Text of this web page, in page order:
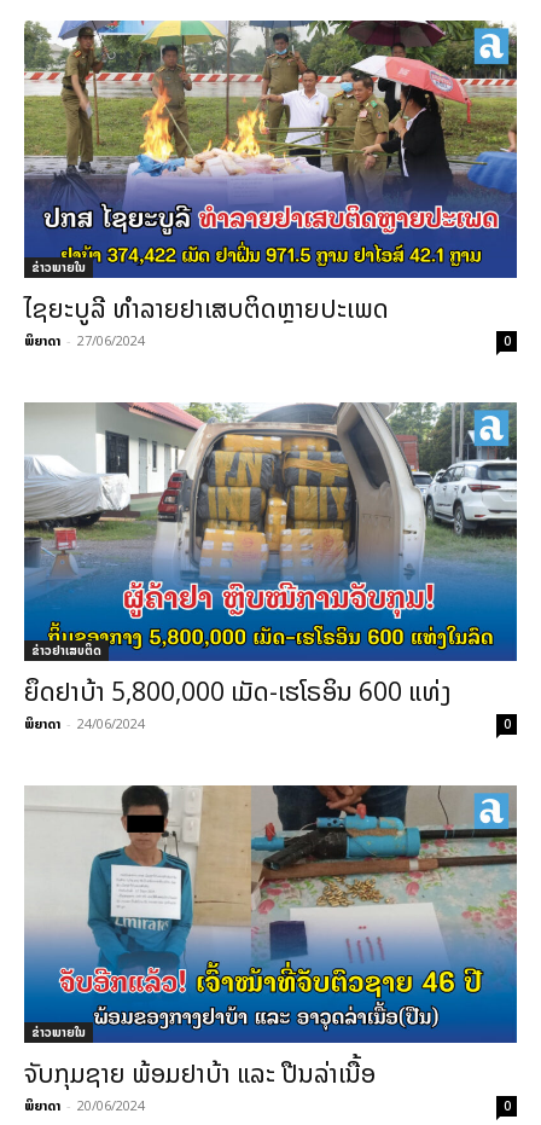
ຂ່າວພາຍ​ໃນ
ໄຊຍະບູລີ ທຳລາຍຢາເສບຕິດຫຼາຍປະເພດ
ພິຍາດາ - 27/06/2024 0
ຂ່າວຢາເສບຕິດ
ຍຶດຢາບ້າ 5,800,000 ເມັດ-ເຮໂຣອິນ 600 ແທ່ງ
ພິຍາດາ - 24/06/2024 0
ຂ່າວພາຍ​ໃນ
ຈັບກຸມຊາຍ ພ້ອມຢາບ້າ ແລະ ປືນລ່າເນື້ອ
ພິຍາດາ - 20/06/2024 0